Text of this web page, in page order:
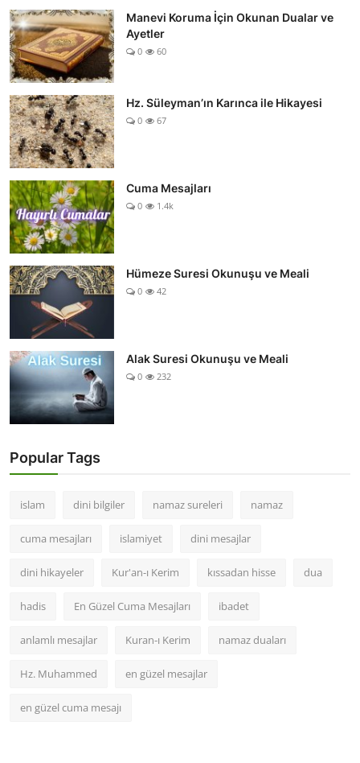
Manevi Koruma İçin Okunan Dualar ve
Ayetler
0 60
Hz. Süleyman’ın Karınca ile Hikayesi
0 67
Cuma Mesajları
0 1.4k
Hümeze Suresi Okunuşu ve Meali
0 42
Alak Suresi Okunuşu ve Meali
0 232
Popular Tags
islam dini bilgiler namaz sureleri namaz
cuma mesajları islamiyet dini mesajlar
dini hikayeler Kur'an-ı Kerim kıssadan hisse dua
hadis En Güzel Cuma Mesajları ibadet
anlamlı mesajlar Kuran-ı Kerim namaz duaları
Hz. Muhammed en güzel mesajlar
en güzel cuma mesajı